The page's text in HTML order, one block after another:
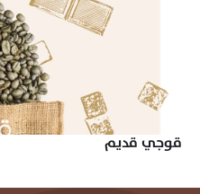
قوجي قديم